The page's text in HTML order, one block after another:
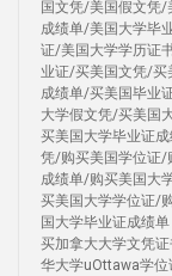
国文凭/美国假文凭
成绩单/美国大学毕
证/美国大学学历证
业证/买美国文凭/买
成绩单/买美国毕业
大学假文凭/买美国
买美国大学毕业证
凭/购买美国学位证/
成绩单/购买美国大
买美国大学学位证/
国大学毕业证成绩单
买加拿大大学文凭
华大学uOttawa学位